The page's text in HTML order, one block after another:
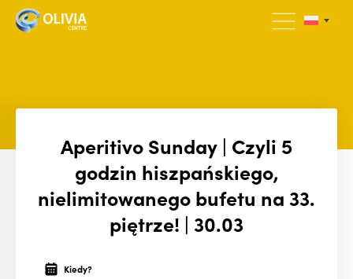
Aperitivo Sunday | Czyli 5
godzin hiszpańskiego,
nielimitowanego bufetu na 33.
piętrze! | 30.03
Kiedy?